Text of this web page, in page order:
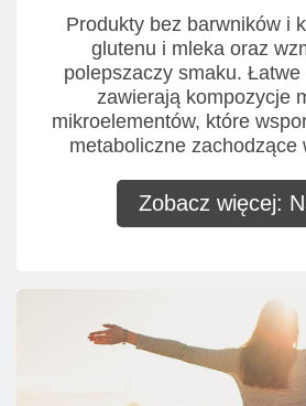
Produkty bez barwników i
glutenu i mleka oraz
polepszaczy smaku.
zawierają kompozycje
mikroelementów, które
metaboliczne zachodzące
Zobacz więcej: